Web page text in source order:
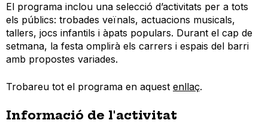
El programa inclou una selecció d’activitats per a tots
els públics: trobades veïnals, actuacions musicals,
tallers, jocs infantils i àpats populars. Durant el cap de
setmana, la festa omplirà els carrers i espais del barri
amb propostes variades.
Trobareu tot el programa en aquest enllaç.
Informació de l'activitat